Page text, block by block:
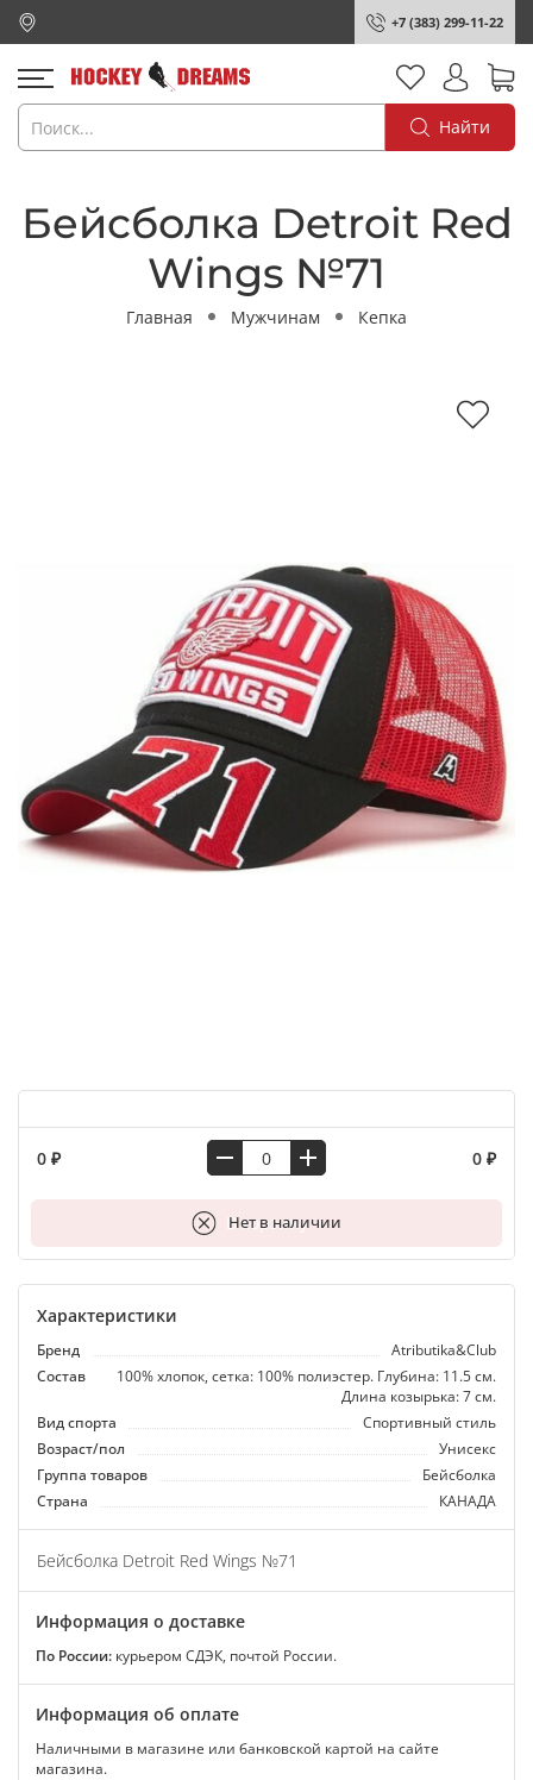
+7 (383) 299-11-22
Найти
Бейсболка Detroit Red
Wings №71
Главная Мужчинам Кепка
0 ₽ 0 ₽
Нет в наличии
В корзину
Характеристики
Бренд
Atributika&Club
Состав
100% хлопок, сетка: 100% полиэстер. Глубина: 11.5 см.
Длина козырька: 7 см.
Вид спорта
Спортивный стиль
Возраст/пол
Унисекс
Группа товаров
Бейсболка
Страна
КАНАДА
Бейсболка Detroit Red Wings №71
Информация о доставке
По России: курьером СДЭК, почтой России.
Информация об оплате
Наличными в магазине или банковской картой на сайте
магазина.